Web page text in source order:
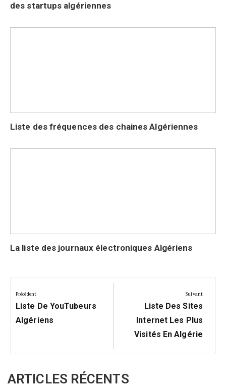
des startups algériennes
Liste des fréquences des chaines Algériennes
La liste des journaux électroniques Algériens
de
l’article
Précédent
Précédent:
Liste De YouTubeurs
Algériens
Suivant
Suivant:
Liste Des Sites
Internet Les Plus
Visités En Algérie
ARTICLES RÉCENTS